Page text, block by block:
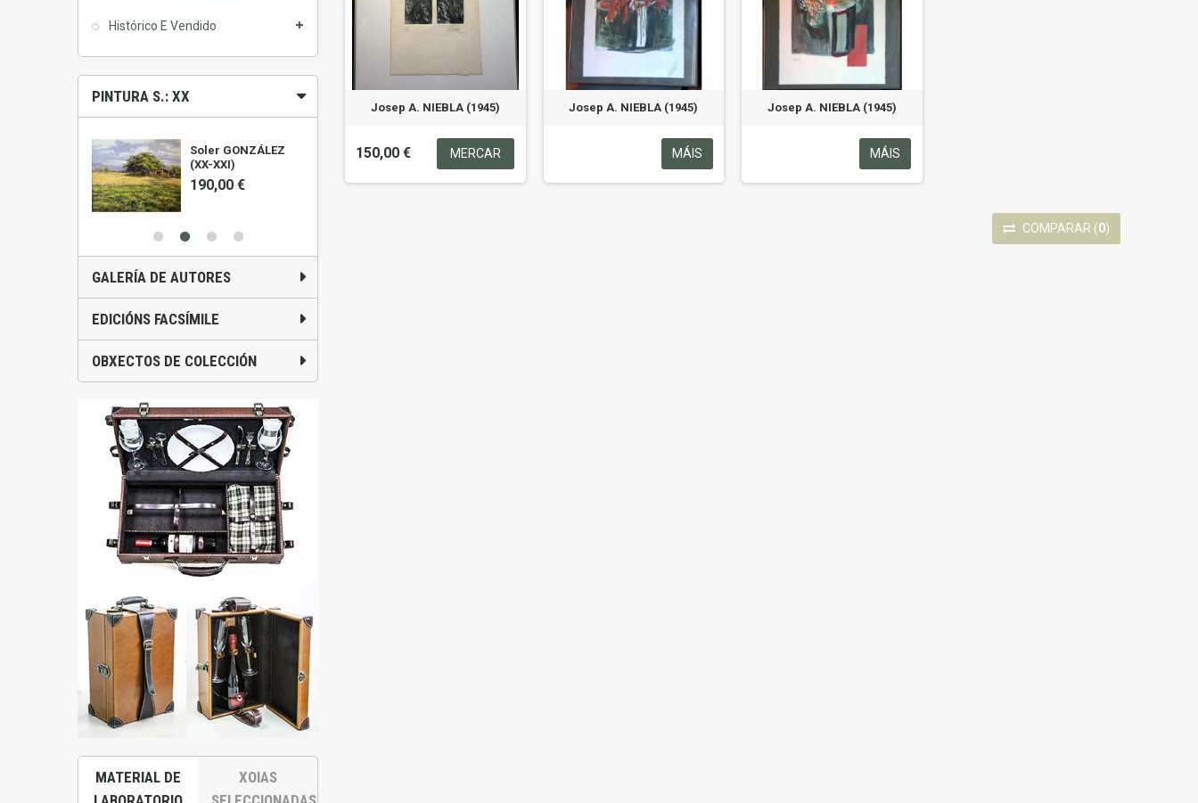
Histórico E Vendido
PINTURA S.: XX
Soler GONZÁLEZ
(XX-XXI)
190,00 €
Amado
TORRESHECHANDI
Soler GONZÁLEZ
(XX-XXI)
190,00 €
Albert ALIS (1961)
270,00 €
GALERÍA DE AUTORES
EDICIÓNS FACSÍMILE
OBXECTOS DE COLECCIÓN
MATERIAL DE
XOIAS
Josep A. NIEBLA (1945)
150,00 € MERCAR
Josep A. NIEBLA (1945)
MÁIS
Josep A. NIEBLA (1945)
MÁIS
COMPARAR (0)